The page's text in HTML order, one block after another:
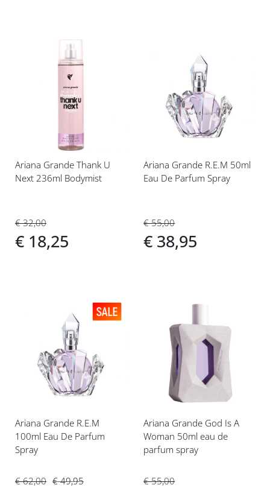
verlanglijst
Ariana Grande Thank U
Next 236ml Bodymist
€ 32,00
€ 18,25
aan
verlanglijst
Ariana Grande R.E.M 50ml
Eau De Parfum Spray
€ 55,00
€ 38,95
aan
verlanglijst
Ariana Grande R.E.M
100ml Eau De Parfum
Spray
€ 62,00 € 49,95
Voeg
toe
aan
verlanglijst
Ariana Grande God Is A
Woman 50ml eau de
parfum spray
€ 55,00